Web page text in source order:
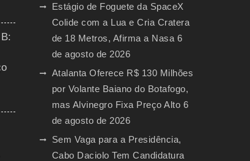
Estágio de Foguete da SpaceX
Colide com a Lua e Cria Cratera
de 18 Metros, Afirma a Nasa 6
de agosto de 2026
Atalanta Oferece R$ 130 Milhões
por Volante Baiano do Botafogo,
mas Alvinegro Fixa Preço Alto 6
de agosto de 2026
Sem Vaga para a Presidência,
Cabo Daciolo Tem Candidatura